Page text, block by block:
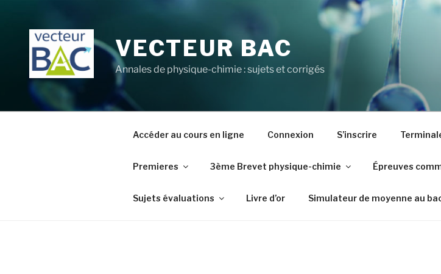
contenu
principal
VECTEUR BAC
Annales de physique-chimie : sujets et corrigés
Accéder au cours en ligne Connexion S’inscrire
Premieres 3ème Brevet physique-chimie Épreuves
Sujets évaluations Livre d’or Simulateur de moyenne au